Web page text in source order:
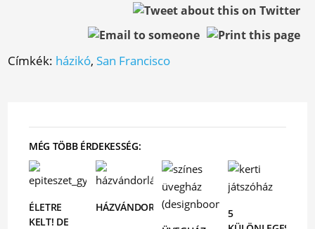
Címkék: házikó,San Francisco
MÉG TÖBB ÉRDEKESSÉG:
ÉLETRE
KELT! DE
HÁZVÁNDORLÁSOK
5